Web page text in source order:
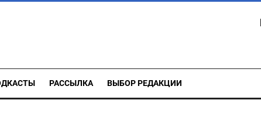
РАССЫЛКА ВЫБОР РЕДАКЦИИ